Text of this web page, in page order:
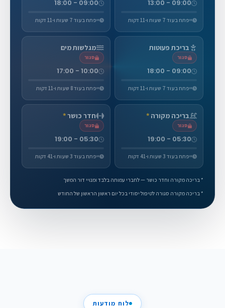
09:00 - 13:00
ייפתח בעוד 7 שעות ו-11 דקות
09:00 - 18:00
ייפתח בעוד 7 שעות ו-11 דקות
בריכת פעוטות
סגור
09:00 - 18:00
ייפתח בעוד 7 שעות ו-11 דקות
מגלשות מים
סגור
10:00 - 17:00
ייפתח בעוד 8 שעות ו-11 דקות
בריכה מקורה *
סגור
05:30 - 19:00
ייפתח בעוד 3 שעות ו-41 דקות
חדר כושר*
סגור
05:30 - 19:00
ייפתח בעוד 3 שעות ו-41 דקות
* בריכה מקורה וחדר כושר — לחברי עמותה בלבד ומנויי דור המשך
* בריכה מקורה סגורה לטיפול יסודי בכל יום ראשון הראשון של החודש
לוח מודעות